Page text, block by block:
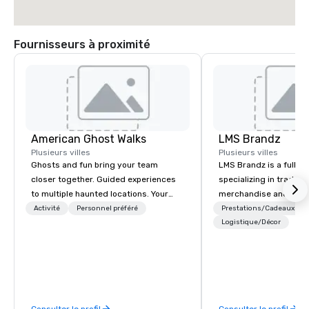
Fournisseurs à proximité
American Ghost Walks
Plusieurs villes
Ghosts and fun bring your team
closer together. Guided experiences
to multiple haunted locations. Your
group will be treated to a ghostly
Activité Personnel préféré
LMS Brandz
Plusieurs villes
LMS Brandz is a full-
specializing in trade
merchandise and
booth giveaways and
to executive gifting,
Prestations/Cadeaux
Logistique/Décor